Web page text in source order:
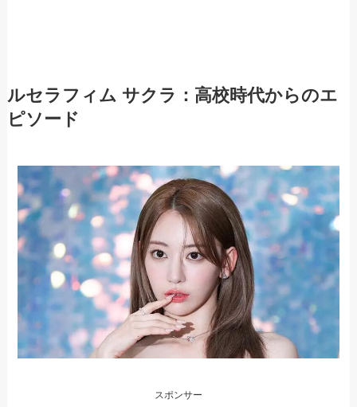
ルセラフィム サクラ：高校時代からのエ
ピソード
スポンサー